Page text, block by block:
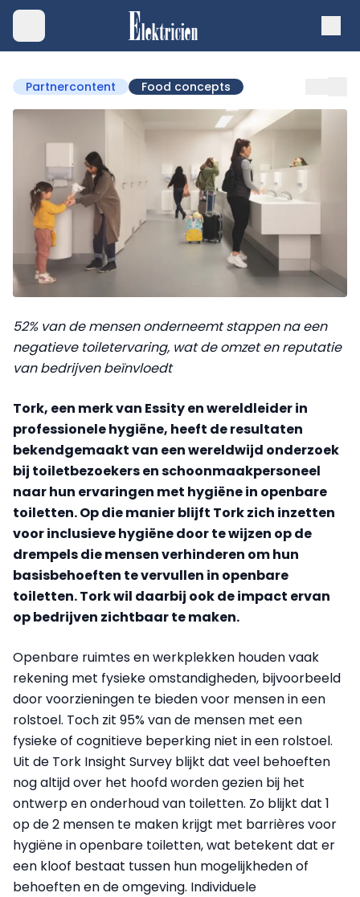
Partnercontent Food concepts
52% van de mensen onderneemt stappen na een
negatieve toiletervaring, wat de omzet en reputatie
van bedrijven beïnvloedt
Tork, een merk van Essity en wereldleider in
professionele hygiëne, heeft de resultaten
bekendgemaakt van een wereldwijd onderzoek
bij toiletbezoekers en schoonmaakpersoneel
naar hun ervaringen met hygiëne in openbare
toiletten. Op die manier blijft Tork zich inzetten
voor inclusieve hygiëne door te wijzen op de
drempels die mensen verhinderen om hun
basisbehoeften te vervullen in openbare
toiletten. Tork wil daarbij ook de impact ervan
op bedrijven zichtbaar te maken.
Openbare ruimtes en werkplekken houden vaak
rekening met fysieke omstandigheden, bijvoorbeeld
door voorzieningen te bieden voor mensen in een
rolstoel. Toch zit 95% van de mensen met een
fysieke of cognitieve beperking niet in een rolstoel.
Uit de Tork Insight Survey blijkt dat veel behoeften
nog altijd over het hoofd worden gezien bij het
ontwerp en onderhoud van toiletten. Zo blijkt dat 1
op de 2 mensen te maken krijgt met barrières voor
hygiëne in openbare toiletten, wat betekent dat er
een kloof bestaat tussen hun mogelijkheden of
behoeften en de omgeving. Individuele